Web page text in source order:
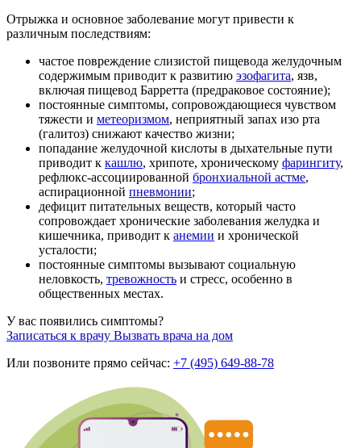
Отрыжка и основное заболевание могут привести к
различным последствиям:
частое повреждение слизистой пищевода желудочным
содержимым приводит к развитию эзофагита, язв,
включая пищевод Барретта (предраковое состояние);
постоянные симптомы, сопровождающиеся чувством
тяжести и метеоризмом, неприятный запах изо рта
(галитоз) снижают качество жизни;
попадание желудочной кислоты в дыхательные пути
приводит к кашлю, хрипоте, хроническому фарингиту,
рефлюкс-ассоциированной бронхиальной астме,
аспирационной пневмонии;
дефицит питательных веществ, который часто
сопровождает хронические заболевания желудка и
кишечника, приводит к анемии и хронической
усталости;
постоянные симптомы вызывают социальную
неловкость, тревожность и стресс, особенно в
общественных местах.
У вас появились симптомы?
Записаться к врачу Вызвать врача на дом
Или позвоните прямо сейчас: +7 (495) 649-88-78